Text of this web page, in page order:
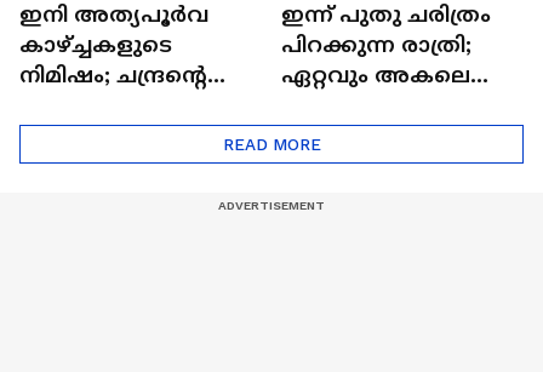
ഇനി അത്യപൂര്‍വ
കാഴ്ച്ചകളുടെ
നിമിഷം; ചന്ദ്രന്റെ
ഒറിയോണിന്റെ യാത്ര
ആരംഭിച്ചു
ഇന്ന് പുതു ചരിത്രം
പിറക്കുന്ന രാത്രി;
ഏറ്റവും അകലെ
READ MORE